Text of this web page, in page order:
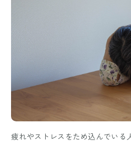
疲れやストレスをため込んでいる